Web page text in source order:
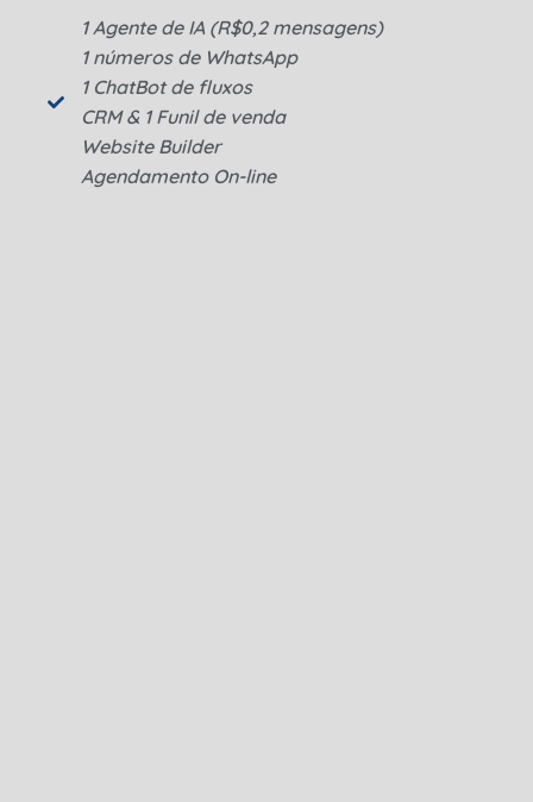
1 Agente de IA (R$0,2 mensagens)
1 números de WhatsApp
1 ChatBot de fluxos
CRM & 1 Funil de venda
Website Builder
Agendamento On-line